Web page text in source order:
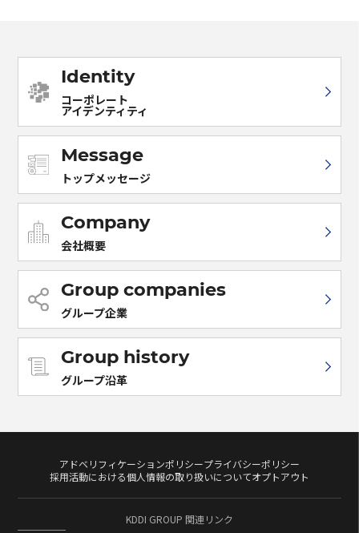
Identity
コーポレート
アイデンティティ
Message
トップメッセージ
Company
会社概要
Group companies
グループ企業
Group history
グループ沿革
アドベリフィケーションポリシープライバシーポリシー
採用活動における個人情報の取り扱いについてオプトアウト
KDDI GROUP 関連リンク